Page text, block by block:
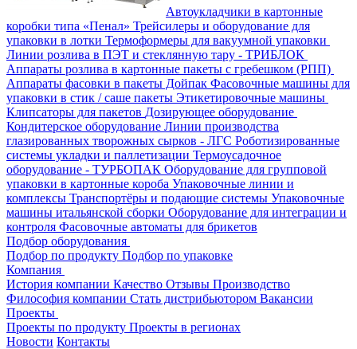
Автоукладчики в картонные
коробки типа «Пенал» Трейсилеры и оборудование для
упаковки в лотки Термоформеры для вакуумной упаковки
Линии розлива в ПЭТ и стеклянную тару - ТРИБЛОК
Аппараты розлива в картонные пакеты с гребешком (РПП)
Аппараты фасовки в пакеты Дойпак Фасовочные машины для
упаковки в стик / саше пакеты Этикетировочные машины
Клипсаторы для пакетов Дозирующее оборудование
Кондитерское оборудование Линии производства
глазированных творожных сырков - ЛГС Роботизированные
системы укладки и паллетизации Термоусадочное
оборудование - ТУРБОПАК Оборудование для групповой
упаковки в картонные короба Упаковочные линии и
комплексы Транспортёры и подающие системы Упаковочные
машины итальянской сборки Оборудование для интеграции и
контроля Фасовочные автоматы для брикетов
Подбор оборудования
Подбор по продукту Подбор по упаковке
Компания
История компании Качество Отзывы Производство
Философия компании Стать дистрибьютором Вакансии
Проекты
Проекты по продукту Проекты в регионах
Новости Контакты